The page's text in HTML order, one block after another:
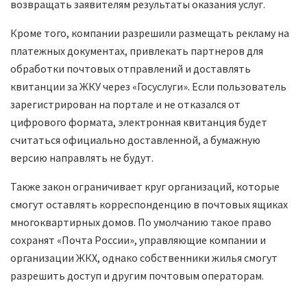
возвращать заявителям результаты оказания услуг.
Кроме того, компании разрешили размещать рекламу на
платежных документах, привлекать партнеров для
обработки почтовых отправлений и доставлять
квитанции за ЖКУ через «Госуслуги». Если пользователь
зарегистрирован на портале и не отказался от
цифрового формата, электронная квитанция будет
считаться официально доставленной, а бумажную
версию направлять не будут.
Также закон ограничивает круг организаций, которые
смогут оставлять корреспонденцию в почтовых ящиках
многоквартирных домов. По умолчанию такое право
сохранят «Почта России», управляющие компании и
организации ЖКХ, однако собственники жилья смогут
разрешить доступ и другим почтовым операторам.